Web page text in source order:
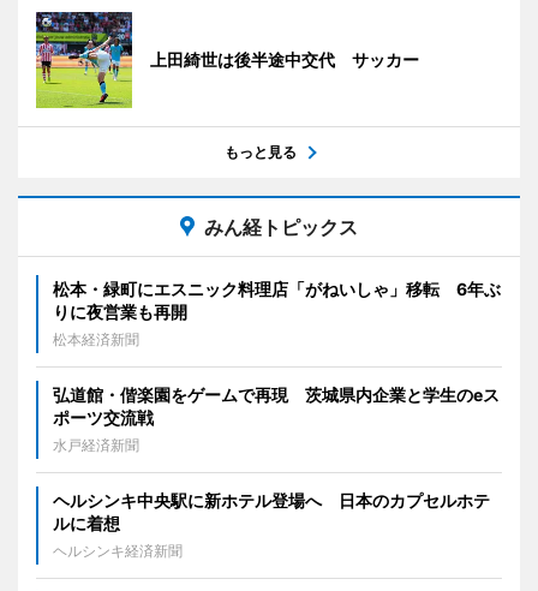
上田綺世は後半途中交代 サッカー
もっと見る
みん経トピックス
松本・緑町にエスニック料理店「がねいしゃ」移転 6年ぶ
りに夜営業も再開
松本経済新聞
弘道館・偕楽園をゲームで再現 茨城県内企業と学生のeス
ポーツ交流戦
水戸経済新聞
ヘルシンキ中央駅に新ホテル登場へ 日本のカプセルホテ
ルに着想
ヘルシンキ経済新聞